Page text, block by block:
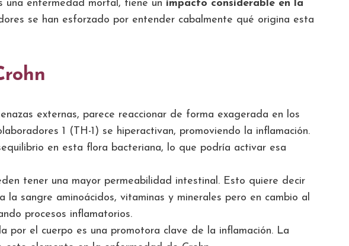
una enfermedad mortal, tiene un impacto considerable en la
se han esforzado por entender cabalmente qué origina esta
externas, parece reaccionar de forma exagerada en los
1 (TH-1) se hiperactivan, promoviendo la inflamación.
en esta flora bacteriana, lo que podría activar esa
tener una mayor permeabilidad intestinal. Esto quiere decir
sangre aminoácidos, vitaminas y minerales pero en cambio al
procesos inflamatorios.
por el cuerpo es una promotora clave de la inflamación. La